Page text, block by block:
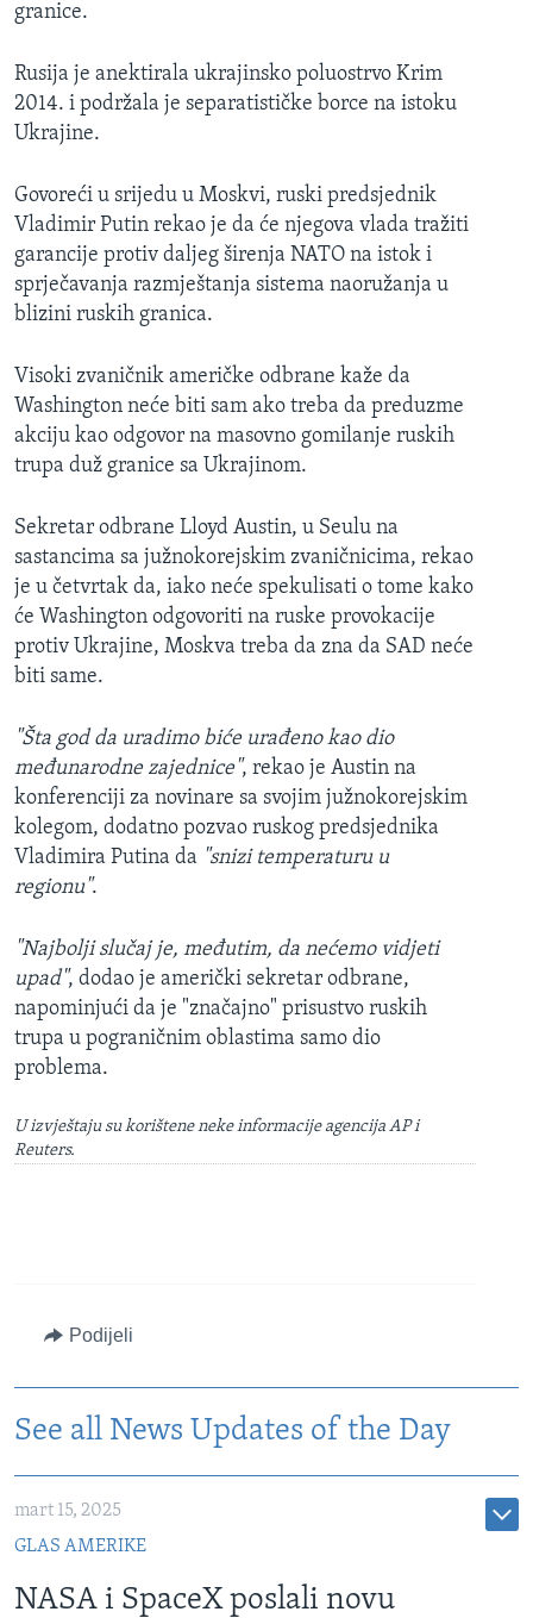
granice.
Rusija je anektirala ukrajinsko poluostrvo Krim
2014. i podržala je separatističke borce na istoku
Ukrajine.
Govoreći u srijedu u Moskvi, ruski predsjednik
Vladimir Putin rekao je da će njegova vlada tražiti
garancije protiv daljeg širenja NATO na istok i
sprječavanja razmještanja sistema naoružanja u
blizini ruskih granica.
Visoki zvaničnik američke odbrane kaže da
Washington neće biti sam ako treba da preduzme
akciju kao odgovor na masovno gomilanje ruskih
trupa duž granice sa Ukrajinom.
Sekretar odbrane Lloyd Austin, u Seulu na
sastancima sa južnokorejskim zvaničnicima, rekao
je u četvrtak da, iako neće spekulisati o tome kako
će Washington odgovoriti na ruske provokacije
protiv Ukrajine, Moskva treba da zna da SAD neće
biti same.
"Šta god da uradimo biće urađeno kao dio
međunarodne zajednice", rekao je Austin na
konferenciji za novinare sa svojim južnokorejskim
kolegom, dodatno pozvao ruskog predsjednika
Vladimira Putina da "snizi temperaturu u
regionu".
"Najbolji slučaj je, međutim, da nećemo vidjeti
upad", dodao je američki sekretar odbrane,
napominjući da je "značajno" prisustvo ruskih
trupa u pograničnim oblastima samo dio
problema.
U izvještaju su korištene neke informacije agencija AP i
Reuters.
Podijeli
See all News Updates of the Day
mart 15, 2025
GLAS AMERIKE
NASA i SpaceX poslali novu